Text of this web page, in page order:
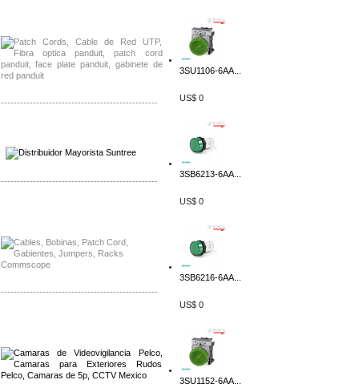
-------------------------------------------------
-------------------------------------------------
-------------------------------------------------
3SU1106-6AA...
US$ 0
3SB6213-6AA...
US$ 0
3SB6216-6AA...
US$ 0
3SU1152-6AA...